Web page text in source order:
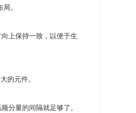
。
上保持一致，以便于生
的元件。
分量的间隔就足够了。